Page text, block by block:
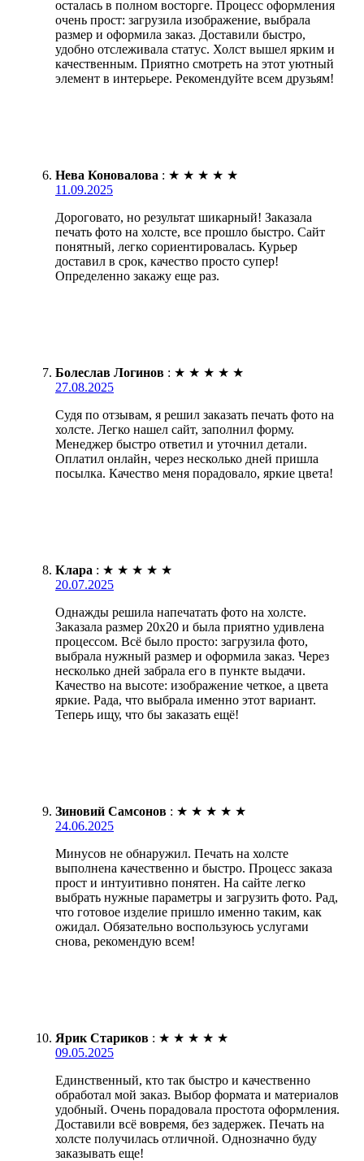
осталась в полном восторге. Процесс оформления
очень прост: загрузила изображение, выбрала
размер и оформила заказ. Доставили быстро,
удобно отслеживала статус. Холст вышел ярким и
качественным. Приятно смотреть на этот уютный
элемент в интерьере. Рекомендуйте всем друзьям!
Нева Коновалова : ★ ★ ★ ★ ★
11.09.2025
Дороговато, но результат шикарный! Заказала
печать фото на холсте, все прошло быстро. Сайт
понятный, легко сориентировалась. Курьер
доставил в срок, качество просто супер!
Определенно закажу еще раз.
Болеслав Логинов : ★ ★ ★ ★ ★
27.08.2025
Судя по отзывам, я решил заказать печать фото на
холсте. Легко нашел сайт, заполнил форму.
Менеджер быстро ответил и уточнил детали.
Оплатил онлайн, через несколько дней пришла
посылка. Качество меня порадовало, яркие цвета!
Клара : ★ ★ ★ ★ ★
20.07.2025
Однажды решила напечатать фото на холсте.
Заказала размер 20х20 и была приятно удивлена
процессом. Всё было просто: загрузила фото,
выбрала нужный размер и оформила заказ. Через
несколько дней забрала его в пункте выдачи.
Качество на высоте: изображение четкое, а цвета
яркие. Рада, что выбрала именно этот вариант.
Теперь ищу, что бы заказать ещё!
Зиновий Самсонов : ★ ★ ★ ★ ★
24.06.2025
Минусов не обнаружил. Печать на холсте
выполнена качественно и быстро. Процесс заказа
прост и интуитивно понятен. На сайте легко
выбрать нужные параметры и загрузить фото. Рад,
что готовое изделие пришло именно таким, как
ожидал. Обязательно воспользуюсь услугами
снова, рекомендую всем!
Ярик Стариков : ★ ★ ★ ★ ★
09.05.2025
Единственный, кто так быстро и качественно
обработал мой заказ. Выбор формата и материалов
удобный. Очень порадовала простота оформления.
Доставили всё вовремя, без задержек. Печать на
холсте получилась отличной. Однозначно буду
заказывать еще!